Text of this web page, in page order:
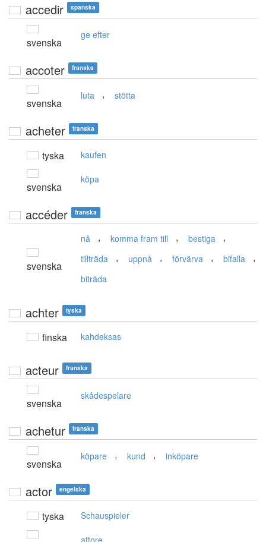
accedir spanska
svenska
ge efter
accoter franska
svenska
luta , stötta
acheter franska
tyska kaufen
svenska
köpa
accéder franska
svenska
nå , komma fram till , bestiga ,
tillträda , uppnå , förvärva , bifalla ,
biträda
achter tyska
finska kahdeksas
acteur franska
svenska
skådespelare
achetur franska
svenska
köpare , kund , inköpare
actor engelska
tyska Schauspieler